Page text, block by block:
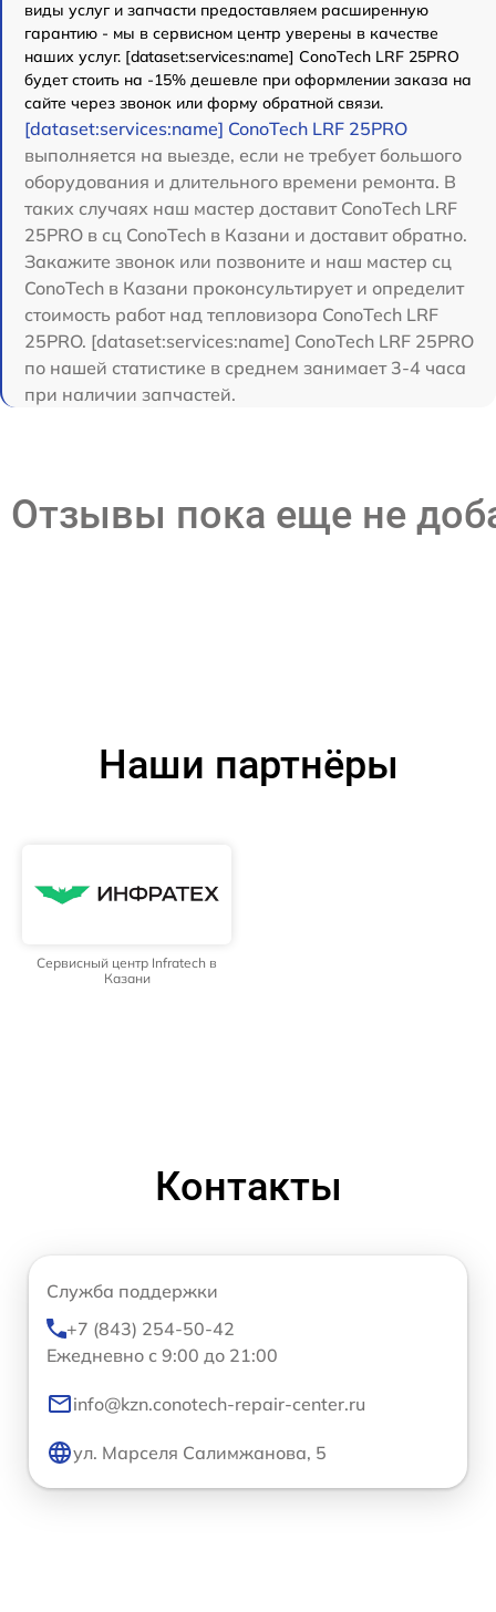
виды услуг и запчасти предоставляем расширенную
гарантию - мы в сервисном центр уверены в качестве
наших услуг. [dataset:services:name] ConoTech LRF 25PRO
будет стоить на -15% дешевле при оформлении заказа на
сайте через звонок или форму обратной связи.
[dataset:services:name] ConoTech LRF 25PRO
выполняется на выезде, если не требует большого
оборудования и длительного времени ремонта. В
таких случаях наш мастер доставит ConoTech LRF
25PRO в сц ConoTech в Казани и доставит обратно.
Закажите звонок или позвоните и наш мастер сц
ConoTech в Казани проконсультирует и определит
стоимость работ над тепловизора ConoTech LRF
25PRO. [dataset:services:name] ConoTech LRF 25PRO
по нашей статистике в среднем занимает 3-4 часа
при наличии запчастей.
Отзывы пока еще не
Наши партнёры
Сервисный центр Infratech в
Казани
Контакты
Служба поддержки
+7 (843) 254-50-42
Ежедневно с 9:00 до 21:00
info@kzn.conotech-repair-center.ru
ул. Марселя Салимжанова, 5